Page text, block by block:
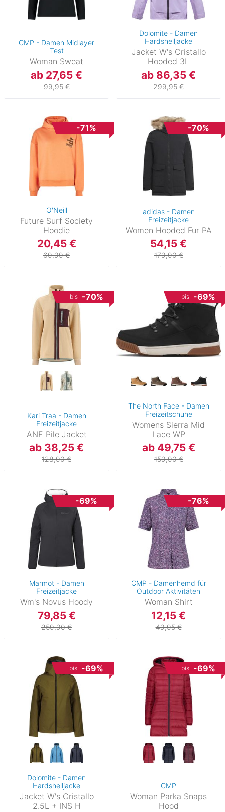
CMP - Damen Midlayer
Test
Woman Sweat
ab 27,65 €
99,95 €
Dolomite - Damen
Hardshelljacke
Jacket W's Cristallo
Hooded 3L
ab 86,35 €
299,95 €
-71%
O'Neill
Future Surf Society
Hoodie
20,45 €
69,99 €
-70%
adidas - Damen
Freizeitjacke
Women Hooded Fur PA
54,15 €
179,90 €
bis -70%
Kari Traa - Damen
Freizeitjacke
ANE Pile Jacket
ab 38,25 €
128,90 €
bis -69%
The North Face - Damen
Freizeitschuhe
Womens Sierra Mid
Lace WP
ab 49,75 €
159,90 €
-69%
Marmot - Damen
Freizeitjacke
Wm's Novus Hoody
79,85 €
259,90 €
-76%
CMP - Damenhemd für
Outdoor Aktivitäten
Woman Shirt
12,15 €
49,95 €
bis -69%
Dolomite - Damen
Hardshelljacke
Jacket W's Cristallo
2.5L + INS H
bis -69%
CMP
Woman Parka Snaps
Hood